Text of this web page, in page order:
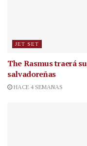
JET SET
The Rasmus traerá
salvadoreñas
HACE 4 SEMANAS